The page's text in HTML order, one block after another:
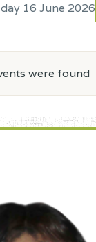
16 June 2026
were found